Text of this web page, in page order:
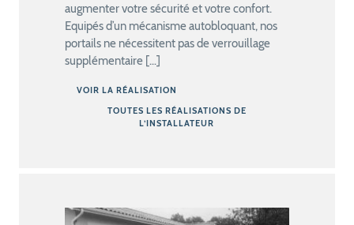
augmenter votre sécurité et votre confort.
Equipés d’un mécanisme autobloquant, nos
portails ne nécessitent pas de verrouillage
supplémentaire […]
VOIR LA RÉALISATION
TOUTES LES RÉALISATIONS DE
L’INSTALLATEUR